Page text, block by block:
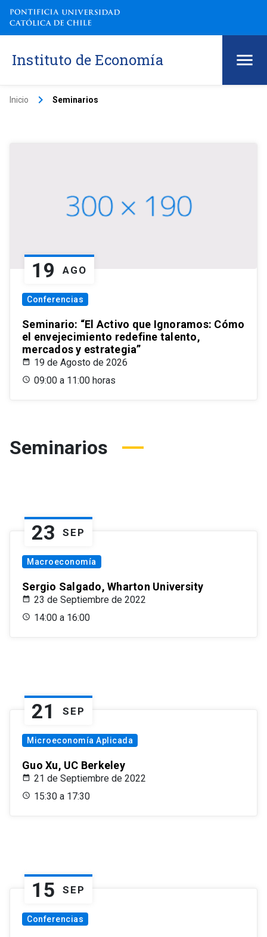
Instituto de Economía
Inicio keyboard_arrow_right Seminarios
19 AGO
Conferencias
Seminario: “El Activo que Ignoramos: Cómo
el envejecimiento redefine talento,
mercados y estrategia”
19 de Agosto de 2026
09:00 a 11:00 horas
Seminarios
23 SEP
Macroeconomía
Sergio Salgado, Wharton University
23 de Septiembre de 2022
14:00 a 16:00
21 SEP
Microeconomía Aplicada
Guo Xu, UC Berkeley
21 de Septiembre de 2022
15:30 a 17:30
15 SEP
Conferencias